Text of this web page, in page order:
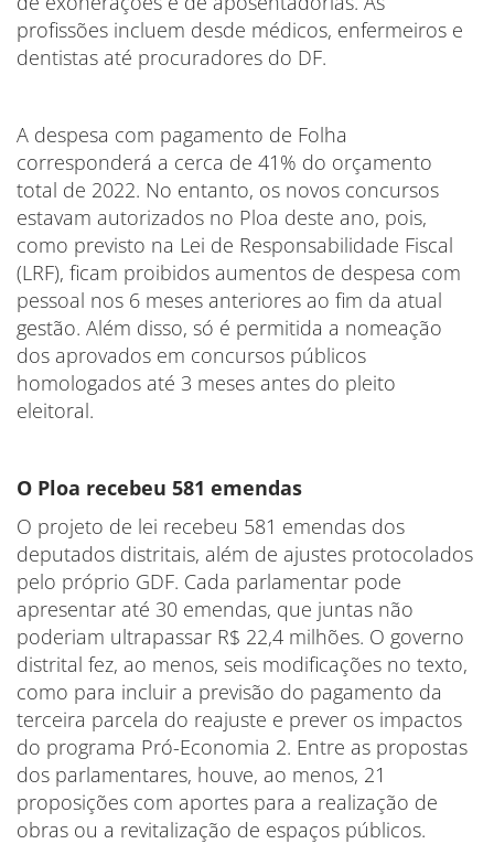
profissões incluem desde médicos, enfermeiros e
dentistas até procuradores do DF.
A despesa com pagamento de Folha
corresponderá a cerca de 41% do orçamento
total de 2022. No entanto, os novos concursos
estavam autorizados no Ploa deste ano, pois,
como previsto na Lei de Responsabilidade Fiscal
(LRF), ficam proibidos aumentos de despesa com
pessoal nos 6 meses anteriores ao fim da atual
gestão. Além disso, só é permitida a nomeação
dos aprovados em concursos públicos
homologados até 3 meses antes do pleito
eleitoral.
O Ploa recebeu 581 emendas
O projeto de lei recebeu 581 emendas dos
deputados distritais, além de ajustes protocolados
pelo próprio GDF. Cada parlamentar pode
apresentar até 30 emendas, que juntas não
poderiam ultrapassar R$ 22,4 milhões. O governo
distrital fez, ao menos, seis modificações no texto,
como para incluir a previsão do pagamento da
terceira parcela do reajuste e prever os impactos
do programa Pró-Economia 2. Entre as propostas
dos parlamentares, houve, ao menos, 21
proposições com aportes para a realização de
obras ou a revitalização de espaços públicos.